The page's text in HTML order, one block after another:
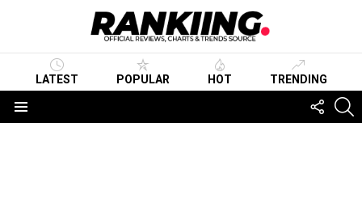
LATEST POPULAR HOT TRENDING
US